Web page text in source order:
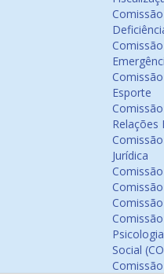
Esporte
Relações
Jurídica
Social